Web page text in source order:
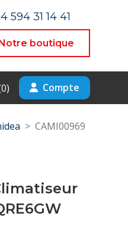
594 31 14 41
boutique
0) Compte
CAMI00969